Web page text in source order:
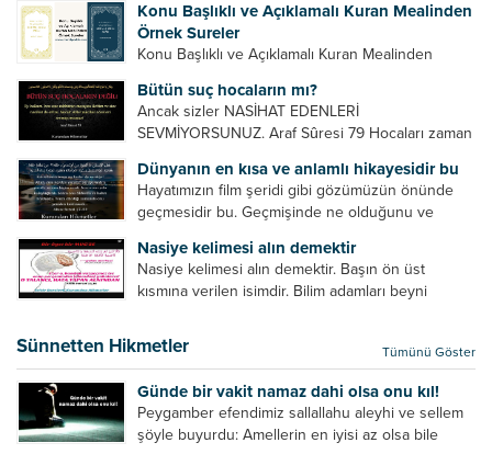
cariyelerinizi dünya hayatının menfaatini elde
etmek için fuhuş yapmaya zorlamayın. Her...
Konu Başlıklı ve Açıklamalı Kuran Mealinden
Örnek Sureler
Konu Başlıklı ve Açıklamalı Kuran Mealinden
Bütün suç hocaların mı?
Ancak sizler NASİHAT EDENLERİ
SEVMİYORSUNUZ. Araf Sûresi 79 Hocaları zaman
geliştirmeleri hususunda bazen açık bazen gizli
tenkitlerde bulunmuşuzdur. Örneğin hocalarda
olması gereken hususları sıralar ve...
Dünyanın en kısa ve anlamlı hikayesidir bu
Hayatımızın film şeridi gibi gözümüzün önünde
geçmesidir bu. Geçmişinde ne olduğunu ve
âyetlere baksın. Hayatı özetler misin sorusuna
verilebilecek en kısa ve bir o...
Nasiye kelimesi alın demektir
Nasiye kelimesi alın demektir. Başın ön üst
kısmına verilen isimdir. Bilim adamları beyni
Beynin ön kısmında bulunan bölüme ön bellek
denir. Bu kısım insan vücudunda...
Sünnetten Hikmetler Tümünü Göster
Günde bir vakit namaz dahi olsa onu kıl!
Peygamber efendimiz sallallahu aleyhi ve sellem
şöyle buyurdu: Amellerin en iyisi az olsa bile